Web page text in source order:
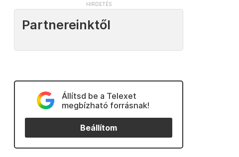
Partnereinktől
Állítsd be a Telexet
megbízható forrásnak!
Beállítom